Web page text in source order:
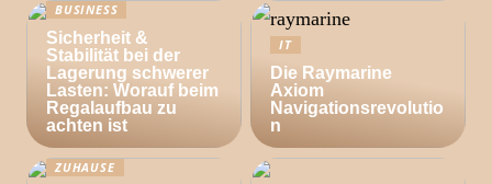
BUSINESS
Sicherheit &
Stabilität bei der
Lagerung schwerer
Lasten: Worauf beim
Regalaufbau zu
achten ist
IT
Die Raymarine
Axiom
Navigationsrevolutio
n
ZUHAUSE